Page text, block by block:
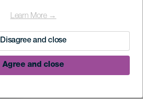
Learn More →
Disagree and close
Agree and close